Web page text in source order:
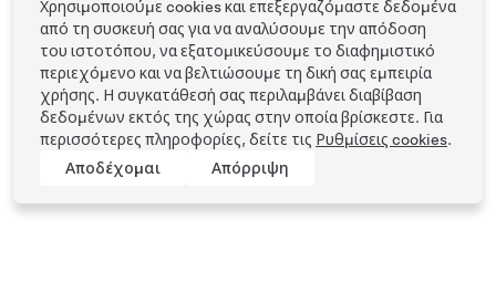
Χρησιμοποιούμε cookies και επεξεργαζόμαστε δεδομένα
από τη συσκευή σας για να αναλύσουμε την απόδοση
του ιστοτόπου, να εξατομικεύσουμε το διαφημιστικό
περιεχόμενο και να βελτιώσουμε τη δική σας εμπειρία
χρήσης. Η συγκατάθεσή σας περιλαμβάνει διαβίβαση
δεδομένων εκτός της χώρας στην οποία βρίσκεστε. Για
περισσότερες πληροφορίες, δείτε τις Ρυθμίσεις cookies.
Αποδέχομαι
Απόρριψη